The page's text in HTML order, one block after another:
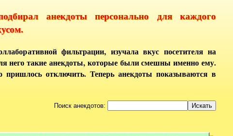
анекдоты персонально для каждого
фильтрации, изучала вкус посетителя на
него такие анекдоты, которые были смешны именно ему.
отключить. Теперь анекдоты показываются в
Поиск анекдотов: